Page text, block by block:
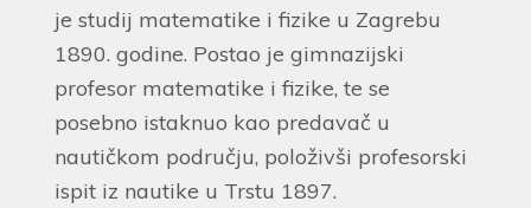
je studij matematike i fizike u Zagrebu
1890. godine. Postao je gimnazijski
profesor matematike i fizike, te se
posebno istaknuo kao predavač u
nautičkom području, položivši profesorski
ispit iz nautike u Trstu 1897.